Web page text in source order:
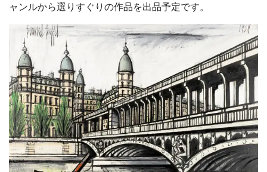
ャンルから選りすぐりの作品を出品予定です。